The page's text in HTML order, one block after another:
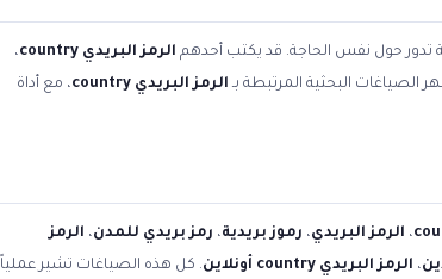
تدور حول نفس الحاجة. قد يكتب أحدهم الرمز البريدي country
،
الصياغات البحثية المرتبطة بـ الرمز البريدي country
، مع أداة
، الرمز البريدي، رموز بريدية، رمز بريدي للمدن، الرمز
، الرمز البريدي country أونلاين
. كل هذه الصياغات تشير عملياً